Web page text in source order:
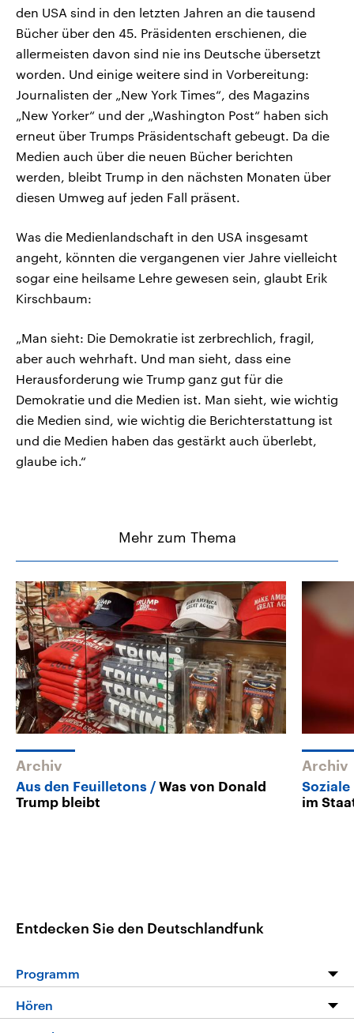
den USA sind in den letzten Jahren an die tausend
Bücher über den 45. Präsidenten erschienen, die
allermeisten davon sind nie ins Deutsche übersetzt
worden. Und einige weitere sind in Vorbereitung:
Journalisten der „New York Times“, des Magazins
„New Yorker“ und der „Washington Post“ haben sich
erneut über Trumps Präsidentschaft gebeugt. Da die
Medien auch über die neuen Bücher berichten
werden, bleibt Trump in den nächsten Monaten über
diesen Umweg auf jeden Fall präsent.
Was die Medienlandschaft in den USA insgesamt
angeht, könnten die vergangenen vier Jahre vielleicht
sogar eine heilsame Lehre gewesen sein, glaubt Erik
Kirschbaum:
„Man sieht: Die Demokratie ist zerbrechlich, fragil,
aber auch wehrhaft. Und man sieht, dass eine
Herausforderung wie Trump ganz gut für die
Demokratie und die Medien ist. Man sieht, wie wichtig
die Medien sind, wie wichtig die Berichterstattung ist
und die Medien haben das gestärkt auch überlebt,
glaube ich.“
Mehr zum Thema
Archiv
Aus den Feuilletons
Was von Donald
Trump bleibt
Archiv
Soziale
im
Entdecken Sie den Deutschlandfunk
Programm
Programm
Hören